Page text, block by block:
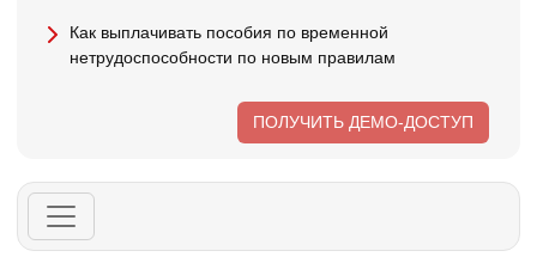
Как выплачивать пособия по временной
нетрудоспособности по новым правилам
ПОЛУЧИТЬ ДЕМО-ДОСТУП